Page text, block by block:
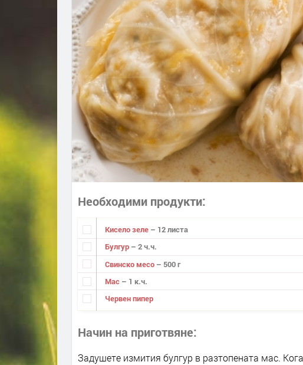
Необходими продукти
Кисело зеле – 12 листа
Булгур – 2 ч.ч.
Свинско месо – 500 г
Мас – 1 к.ч.
Червен пипер
Начин на приготвяне
Задушете измития булгур в разтопената мас.